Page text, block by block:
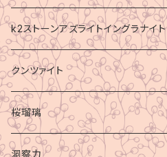
k2ストーンアズライトイングラナイト
クンツァイト
桜瑠璃
洞察力